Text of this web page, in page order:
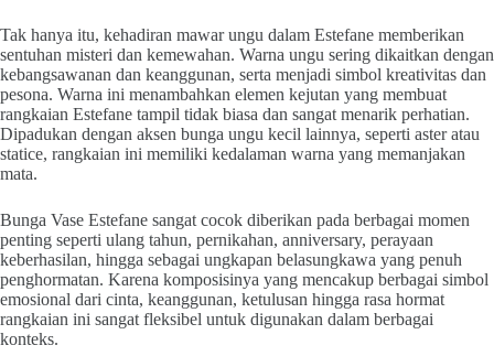
Tak hanya itu, kehadiran mawar ungu dalam Estefane memberikan
sentuhan misteri dan kemewahan. Warna ungu sering dikaitkan dengan
kebangsawanan dan keanggunan, serta menjadi simbol kreativitas dan
pesona. Warna ini menambahkan elemen kejutan yang membuat
rangkaian Estefane tampil tidak biasa dan sangat menarik perhatian.
Dipadukan dengan aksen bunga ungu kecil lainnya, seperti aster atau
statice, rangkaian ini memiliki kedalaman warna yang memanjakan
mata.
Bunga Vase Estefane sangat cocok diberikan pada berbagai momen
penting seperti ulang tahun, pernikahan, anniversary, perayaan
keberhasilan, hingga sebagai ungkapan belasungkawa yang penuh
penghormatan. Karena komposisinya yang mencakup berbagai simbol
emosional dari cinta, keanggunan, ketulusan hingga rasa hormat
rangkaian ini sangat fleksibel untuk digunakan dalam berbagai
konteks.